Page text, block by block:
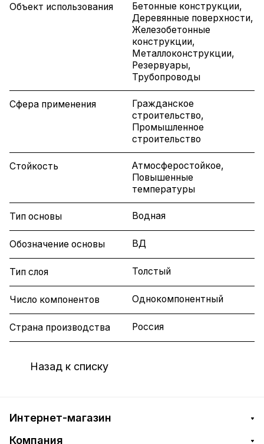
Объект использования
Бетонные конструкции,
Деревянные поверхности,
Железобетонные
конструкции,
Металлоконструкции,
Резервуары,
Трубопроводы
Сфера применения
Гражданское
строительство,
Промышленное
строительство
Стойкость
Атмосферостойкое,
Повышенные
температуры
Тип основы Водная
Обозначение основы ВД
Тип слоя Толстый
Число компонентов Однокомпонентный
Страна производства Россия
Назад к списку
Интернет-магазин
Компания